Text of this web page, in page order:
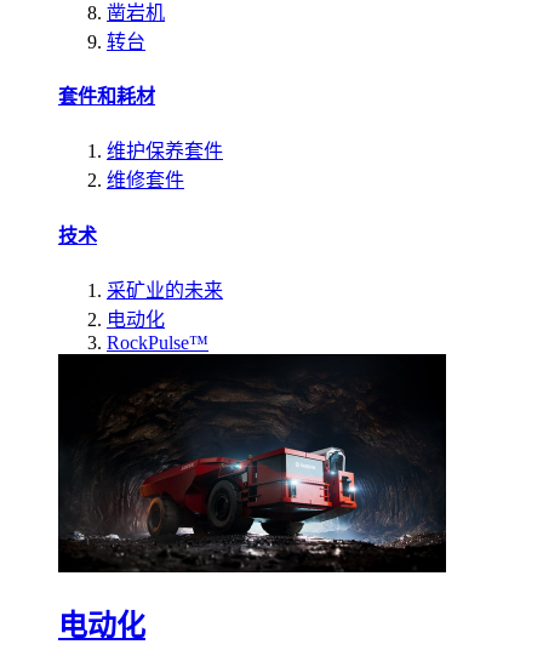
凿岩机
转台
套件和耗材
维护保养套件
维修套件
技术
采矿业的未来
电动化
RockPulse™
电动化